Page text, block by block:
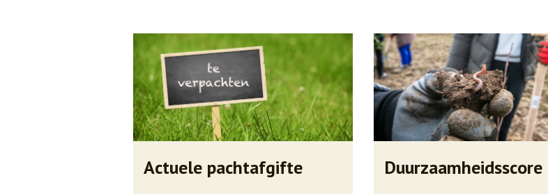
Actuele pachtafgifte Duurzaamheidsscore